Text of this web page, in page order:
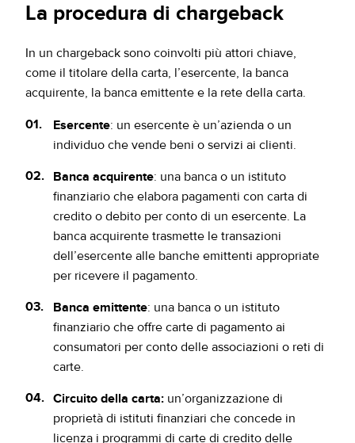
La procedura di chargeback
In un chargeback sono coinvolti più attori chiave,
come il titolare della carta, l’esercente, la banca
acquirente, la banca emittente e la rete della carta.
Esercente: un esercente è un’azienda o un
individuo che vende beni o servizi ai clienti.
Banca acquirente: una banca o un istituto
finanziario che elabora pagamenti con carta di
credito o debito per conto di un esercente. La
banca acquirente trasmette le transazioni
dell’esercente alle banche emittenti appropriate
per ricevere il pagamento.
Banca emittente: una banca o un istituto
finanziario che offre carte di pagamento ai
consumatori per conto delle associazioni o reti di
carte.
Circuito della carta: un’organizzazione di
proprietà di istituti finanziari che concede in
licenza i programmi di carte di credito delle